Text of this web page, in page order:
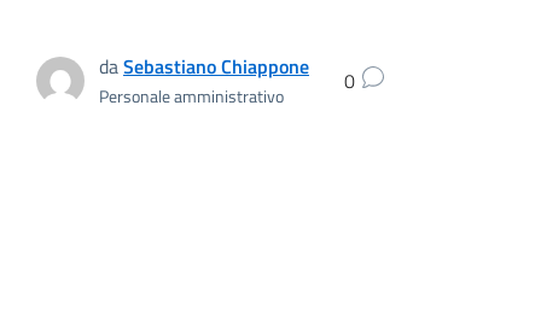
daSebastiano Chiappone
Personale amministrativo 0